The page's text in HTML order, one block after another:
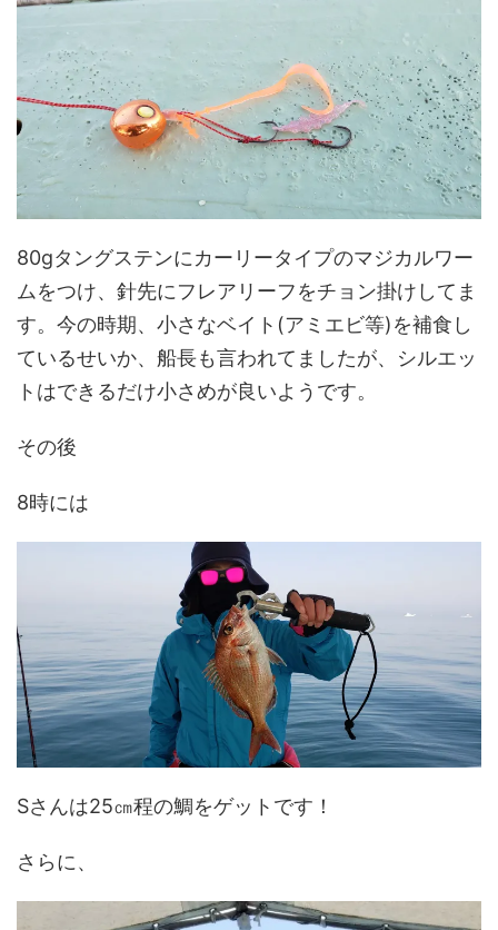
80gタングステンにカーリータイプのマジカルワー
ムをつけ、針先にフレアリーフをチョン掛けしてま
す。今の時期、小さなベイト(アミエビ等)を補食し
ているせいか、船長も言われてましたが、シルエッ
トはできるだけ小さめが良いようです。
その後
8時には
Sさんは25㎝程の鯛をゲットです！
さらに、